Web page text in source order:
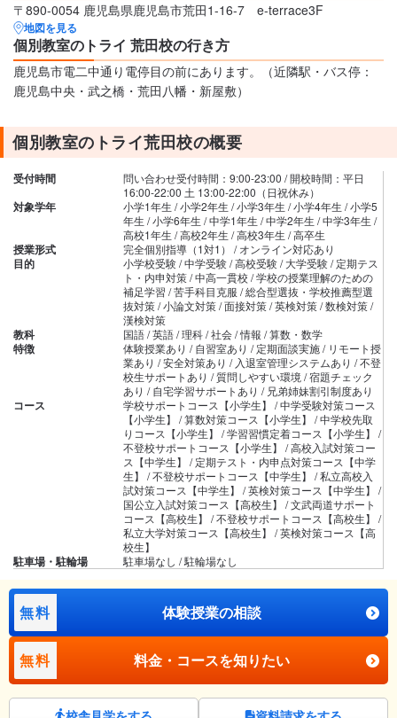
〒890-0054 鹿児島県鹿児島市荒田1-16-7 e-terrace3F
地図を見る
個別教室のトライ 荒田校の行き方
鹿児島市電二中通り電停目の前にあります。（近隣駅・バス停：
鹿児島中央・武之橋・荒田八幡・新屋敷）
個別教室のトライ荒田校の概要
受付時間
問い合わせ受付時間：9:00-23:00 / 開校時間：平日
16:00-22:00 土 13:00-22:00（日祝休み）
対象学年
小学1年生 / 小学2年生 / 小学3年生 / 小学4年生 / 小学5
年生 / 小学6年生 / 中学1年生 / 中学2年生 / 中学3年生 /
高校1年生 / 高校2年生 / 高校3年生 / 高卒生
授業形式 完全個別指導（1対1） / オンライン対応あり
目的
小学校受験 / 中学受験 / 高校受験 / 大学受験 / 定期テス
ト・内申対策 / 中高一貫校 / 学校の授業理解のための
補足学習 / 苦手科目克服 / 総合型選抜・学校推薦型選
抜対策 / 小論文対策 / 面接対策 / 英検対策 / 数検対策 /
漢検対策
教科 国語 / 英語 / 理科 / 社会 / 情報 / 算数・数学
特徴
体験授業あり / 自習室あり / 定期面談実施 / リモート授
業あり / 安全対策あり / 入退室管理システムあり / 不登
校生サポートあり / 質問しやすい環境 / 宿題チェック
あり / 自宅学習サポートあり / 兄弟姉妹割引制度あり
コース
学校サポートコース【小学生】 / 中学受験対策コース
【小学生】 / 算数対策コース【小学生】 / 中学校先取
りコース【小学生】 / 学習習慣定着コース【小学生】 /
不登校サポートコース【小学生】 / 高校入試対策コー
ス【中学生】 / 定期テスト・内申点対策コース【中学
生】 / 不登校サポートコース【中学生】 / 私立高校入
試対策コース【中学生】 / 英検対策コース【中学生】 /
国公立入試対策コース【高校生】 / 文武両道サポート
コース【高校生】 / 不登校サポートコース【高校生】 /
私立大学対策コース【高校生】 / 英検対策コース【高
校生】
駐車場・駐輪場 駐車場なし / 駐輪場なし
無料 体験授業の相談
無料 料金・コースを知りたい